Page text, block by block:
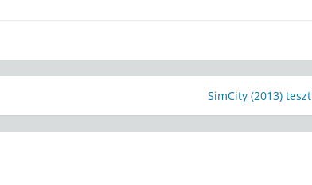
SimCity (2013) teszt